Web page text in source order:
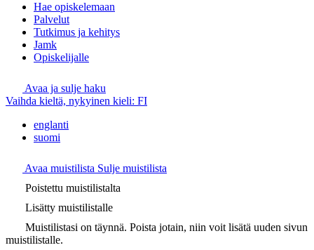
Hae opiskelemaan
Palvelut
Tutkimus ja kehitys
Jamk
Opiskelijalle
Avaa ja sulje haku
Vaihda kieltä, nykyinen kieli: FI
englanti
suomi
Avaa muistilista Sulje muistilista
Poistettu muistilistalta
Lisätty muistilistalle
Muistilistasi on täynnä. Poista jotain, niin voit lisätä uuden sivun
muistilistalle.